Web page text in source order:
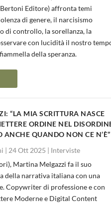
Editore) affronta temi
di genere, il narcisismo
di controllo, la sorellanza, la
con lucidità il nostro
della speranza.
“LA MIA SCRITTURA NASCE
ORDINE NEL
ANCHE QUANDO NON CE N’È”
| 24 Ott 2025 | Interviste
Martina Melgazzi fa il suo
della narrativa italiana con una
Copywriter di professione e con
Moderne e Digital Content